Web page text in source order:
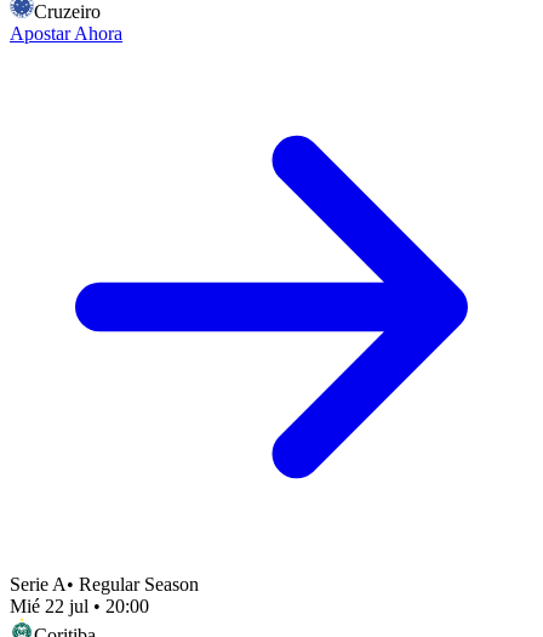
Cruzeiro
Apostar Ahora
Serie A• Regular Season
Mié 22 jul • 20:00